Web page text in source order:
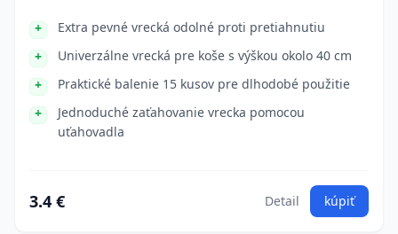
Extra pevné vrecká odolné proti pretiahnutiu
Univerzálne vrecká pre koše s výškou okolo 40 cm
Praktické balenie 15 kusov pre dlhodobé použitie
Jednoduché zaťahovanie vrecka pomocou
uťahovadla
3.4 € Detail kúpiť